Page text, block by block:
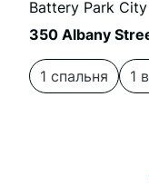
Battery Park City
350 Albany
1 спальня 1